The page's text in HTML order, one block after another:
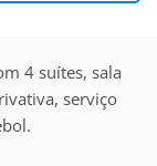
4 suítes, sala
serviço